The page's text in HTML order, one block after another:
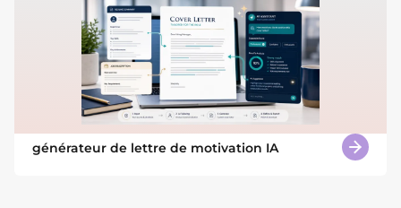
générateur de lettre de motivation IA